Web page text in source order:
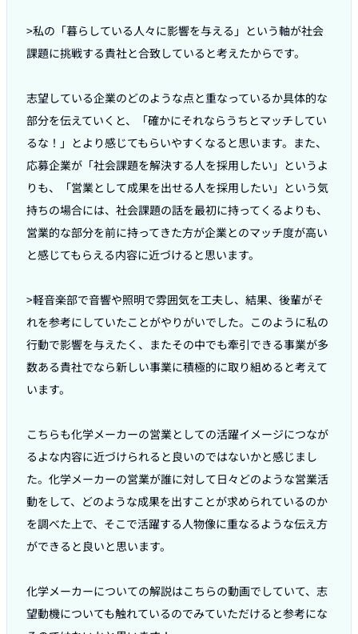
>私の「暮らしている人々に影響を与える」という軸が社会
課題に挑戦する貴社と合致していると考えたからです。
志望している企業のどのような点と重なっているか具体的な
部分を伝えていくと、「確かにそれならうちとマッチしてい
るな！」とより感じてもらいやすくなると思います。また、
応募企業が「社会課題を解決する人を採用したい」というよ
りも、「営業として成果を出せる人を採用したい」という気
持ちの場合には、社会課題の話を最初に持ってくるよりも、
営業的な部分を前に持ってきた方が企業とのマッチ度が高い
と感じてもらえる内容に近づけると思います。
>軽音楽部で音響や照明で雰囲気を工夫し、結果、後輩がそ
れを参考にしていたことがやりがいでした。このように私の
行動で影響を与えたく、またその中でも牽引できる事業が多
数ある貴社でなら新しい事業に積極的に取り組めると考えて
います。
こちらも化学メーカーの営業としての活躍イメージにつなが
るよな内容に近づけられると良いのではないかと感じまし
た。化学メーカーの営業が誰に対して日々どのような営業活
動をして、どのような成果を出すことが求められているのか
を調べた上で、そこで活躍する人物像に重なるような伝え方
ができると良いと思います。
化学メーカーについての解説はこちらの動画でしていて、志
望動機についても触れているのでみていただけると参考にな